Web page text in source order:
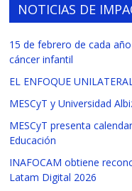
NOTICIAS DE
15 de febrero de cada
cáncer infantil
EL ENFOQUE
MESCyT y Universidad
MESCyT presenta
Educación
INAFOCAM obtiene
Latam Digital 2026